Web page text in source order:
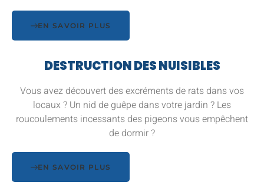
EN SAVOIR PLUS
DESTRUCTION DES NUISIBLES
Vous avez découvert des excréments de rats dans vos
locaux ? Un nid de guêpe dans votre jardin ? Les
roucoulements incessants des pigeons vous empêchent
de dormir ?
EN SAVOIR PLUS